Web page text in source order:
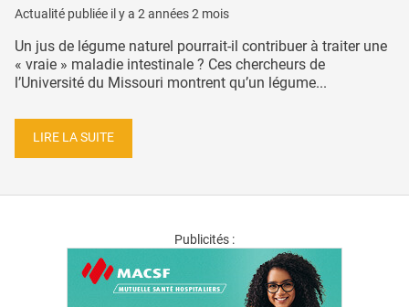
Actualité publiée il y a 2 années 2 mois
Un jus de légume naturel pourrait-il contribuer à traiter une
« vraie » maladie intestinale ? Ces chercheurs de
l’Université du Missouri montrent qu’un légume...
LIRE LA SUITE
Publicités :